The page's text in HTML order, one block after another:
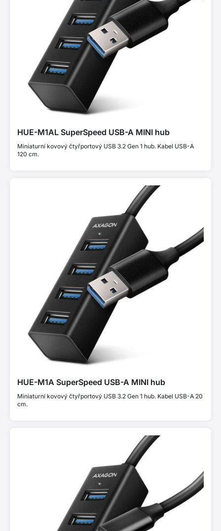
HUE-M1AL SuperSpeed USB-A MINI hub
Miniaturní kovový čtyřportový USB 3.2 Gen 1 hub. Kabel USB-A
120 cm.
HUE-M1A SuperSpeed USB-A MINI hub
Miniaturní kovový čtyřportový USB 3.2 Gen 1 hub. Kabel USB-A 20
cm.